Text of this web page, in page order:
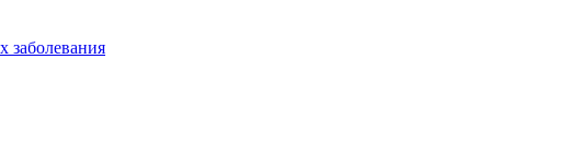
заболевания